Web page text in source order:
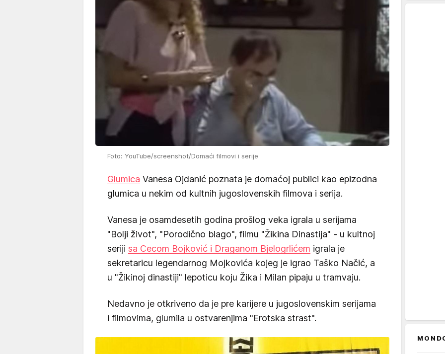
Foto: YouTube/screenshot/Domaći filmovi i serije
Glumica Vanesa Ojdanić poznata je domaćoj publici kao epizodna
glumica u nekim od kultnih jugoslovenskih filmova i serija.
Vanesa je osamdesetih godina prošlog veka igrala u serijama
"Bolji život", "Porodično blago", filmu "Žikina Dinastija" - u kultnoj
seriji sa Cecom Bojković i Draganom Bjelogrlićem igrala je
sekretaricu legendarnog Mojkovića kojeg je igrao Taško Načić, a
u "Žikinoj dinastiji" lepoticu koju Žika i Milan pipaju u tramvaju.
Nedavno je otkriveno da je pre karijere u jugoslovenskim serijama
i filmovima, glumila u ostvarenjima "Erotska strast".